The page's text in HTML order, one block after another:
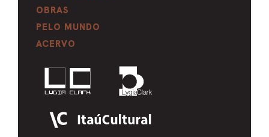
OBRAS
PELO MUNDO
ACERVO